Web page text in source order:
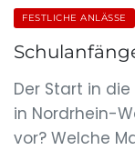
FESTLICHE ANLÄSSE
Der Start in
in Nordrhein-
vor? Welche